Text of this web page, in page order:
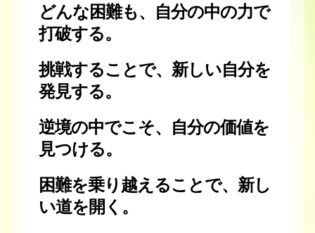
どんな困難も、自分の中の力で
打破する。
挑戦することで、新しい自分を
発見する。
逆境の中でこそ、自分の価値を
見つける。
困難を乗り越えることで、新し
い道を開く。